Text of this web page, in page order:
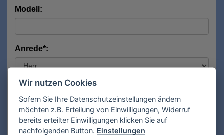
Modell:
Anrede*:
Vorname*:
Nachname*:
Wir nutzen Cookies
Sofern Sie Ihre Datenschutzeinstellungen ändern
möchten z.B. Erteilung von Einwilligungen, Widerruf
bereits erteilter Einwilligungen klicken Sie auf
nachfolgenden Button. Einstellungen